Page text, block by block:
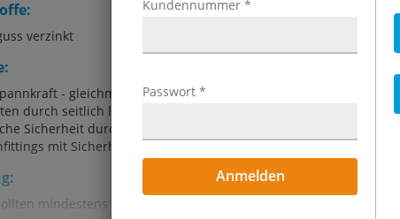
Kundennummer *
Passwort *
Anmelden
verzinkt
- gleichmäßige Einspannung des Schlauches von
durch seitlich lose Zungen,
Sicherheit durch Sicherheitsklauen in Verbindung der
mit Sicherheitsbund
mindestens 3 mm im Eingriff sein. Bei Montage